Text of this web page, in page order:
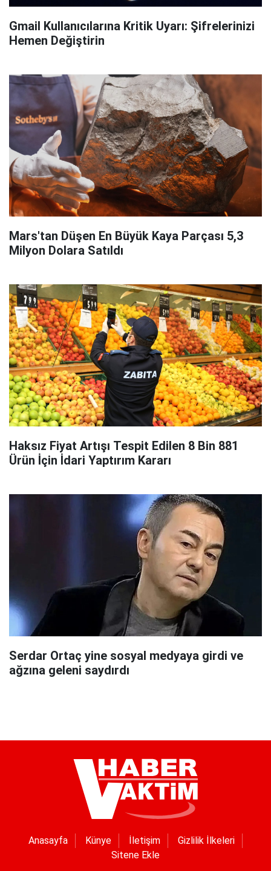
Gmail Kullanıcılarına Kritik Uyarı: Şifrelerinizi
Hemen Değiştirin
Mars'tan Düşen En Büyük Kaya Parçası 5,3
Milyon Dolara Satıldı
Haksız Fiyat Artışı Tespit Edilen 8 Bin 881
Ürün İçin İdari Yaptırım Kararı
Serdar Ortaç yine sosyal medyaya girdi ve
ağzına geleni saydırdı
Anasayfa Künye İletişim
Gizlilik İlkeleri
Sitene Ekle